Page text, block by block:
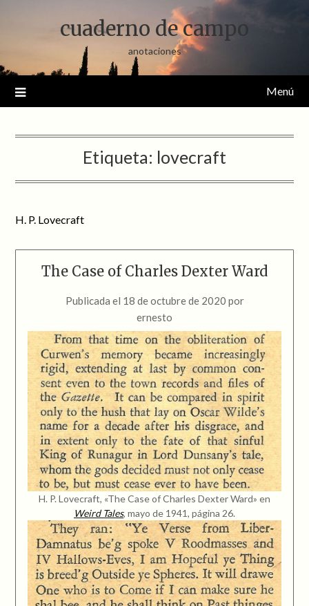
cuaderno de campo
anotaciones
Menú
Etiqueta: lovecraft
H. P. Lovecraft
The Case of Charles Dexter Ward
Publicada el 18 de octubre de 2020 por
ernesto
H. P. Lovecraft, «The Case of Charles Dexter Ward» en
Weird Tales, mayo de 1941, página 26.